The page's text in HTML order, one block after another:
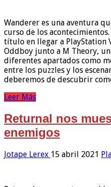
Wanderer es una aventura
curso de los
título en llegar a PlayStation
Oddboy junto a M Theory,
diferentes apartados como
entre los puzzles y los
deberemos de descubrir
Leer Más
Returnal nos
enemigos
Jotape Lerex 15 abril 2021